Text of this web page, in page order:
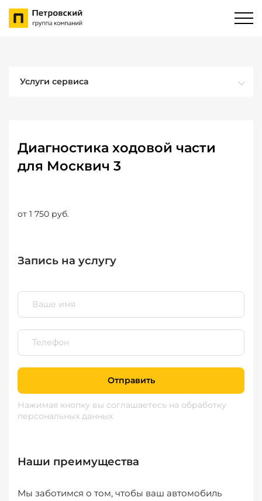
Услуги сервиса
Диагностика ходовой части
для Москвич 3
от 1 750 руб.
Запись на услугу
Отправить
Нажимая кнопку вы соглашаетесь на обработку
персональных данных
Наши преимущества
Мы заботимся о том, чтобы ваш автомобиль